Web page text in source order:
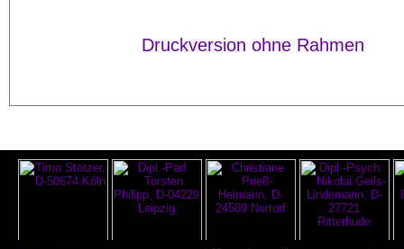
Druckversion ohne Rahmen